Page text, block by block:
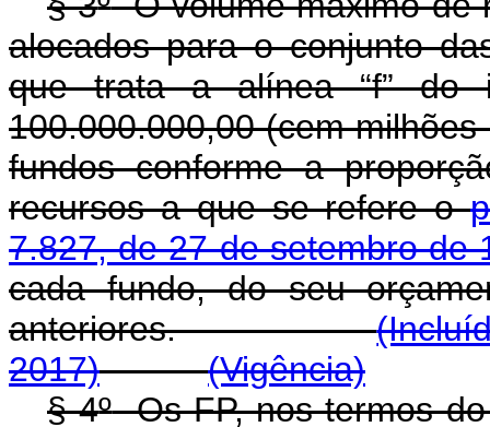
alocados para o conjunto
que trata a alínea “f”
100.000.000,00 (cem
fundos conforme a
recursos a que se refere o
7.827, de 27 de setembro de
cada fundo, do seu
anteriores.
2017)
(Vigência)
§ 4ºOs FP, nos termos